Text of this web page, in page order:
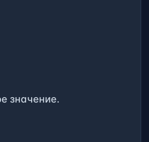
значение.